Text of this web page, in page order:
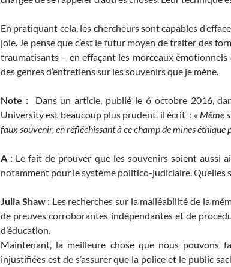
En pratiquant cela, les chercheurs sont capables
joie. Je pense que c’est le futur moyen de traiter des
traumatisants – en effaçant les morceaux
des genres d’entretiens sur les souvenirs que je mène.
Note :Dans un article, publié le 6 octobre 2016,
University est beaucoup plus prudent, il écrit : « Même
faux souvenir, en réfléchissant à ce champ de mines
A : Le fait de prouver que les souvenirs soient aussi
notamment pour le système politico-judiciaire. Quelles
Julia Shaw: Les recherches sur la malléabilité de la
de preuves corroborantes indépendantes et de
d’éducation.
Maintenant, la meilleure chose que nous pouvons
injustifiées est de s’assurer que la police et le public